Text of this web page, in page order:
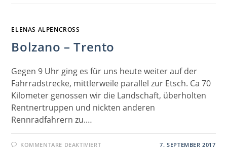
ELENAS ALPENCROSS
Bolzano – Trento
Gegen 9 Uhr ging es für uns heute weiter auf der
Fahrradstrecke, mittlerweile parallel zur Etsch. Ca 70
Kilometer genossen wir die Landschaft, überholten
Rentnertruppen und nickten anderen
Rennradfahrern zu.…
KOMMENTARE DEAKTIVIERTFÜR 7. SEPTEMBER 2017